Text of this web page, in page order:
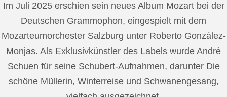
Im Juli 2025 erschien sein neues Album Mozart bei der
Deutschen Grammophon, eingespielt mit dem
Mozarteumorchester Salzburg unter Roberto González-
Monjas. Als Exklusivkünstler des Labels wurde Andrè
Schuen für seine Schubert-Aufnahmen, darunter Die
schöne Müllerin, Winterreise und Schwanengesang,